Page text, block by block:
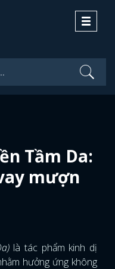
Toggle
Tầm Da:
mượn
là tác phẩm kinh dị
hưởng ứng không